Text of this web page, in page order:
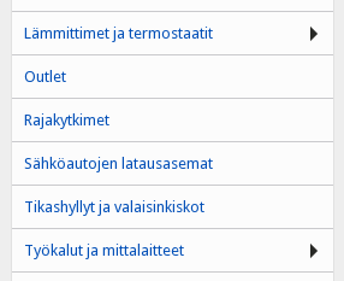
Lämmittimet ja termostaatit
Outlet
Rajakytkimet
Sähköautojen latausasemat
Tikashyllyt ja valaisinkiskot
Työkalut ja mittalaitteet